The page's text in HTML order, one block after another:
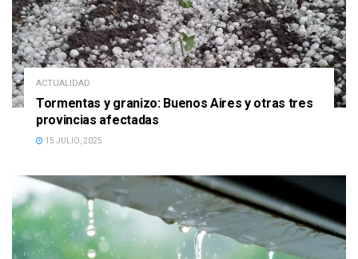
ACTUALIDAD
Tormentas y granizo: Buenos Aires y otras tres
provincias afectadas
15 JULIO, 2025